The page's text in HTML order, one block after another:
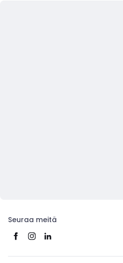
Seuraa meitä